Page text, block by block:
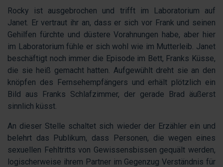
Rocky ist ausgebrochen und trifft im Laboratorium auf
Janet. Er vertraut ihr an, dass er sich vor Frank und seinen
Gehilfen fürchte und düstere Vorahnungen habe, aber hier
im Laboratorium fühle er sich wohl wie im Mutterleib. Janet
beschäftigt noch immer die Episode im Bett, Franks Küsse,
die sie heiß gemacht hatten. Aufgewühlt dreht sie an den
knöpfen des Fernsehempfängers und erhält plötzlich ein
Bild aus Franks Schlafzimmer, der gerade Brad äußerst
sinnlich küsst.
An dieser Stelle schaltet sich wieder der Erzähler ein und
belehrt das Publikum, dass Personen, die wegen eines
sexuellen Fehltritts von Gewissensbissen gequält werden,
logischerweise ihrem Partner im Gegenzug Verständnis für